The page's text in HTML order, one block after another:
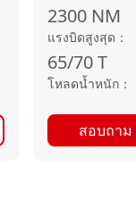
2300 NM
แรงบิดสูงสุด ：
65/70T
โหลดน้ำหนัก ：
สอบถาม